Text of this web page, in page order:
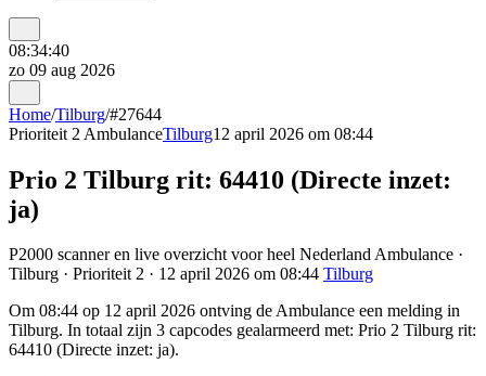
08:34:40
zo 09 aug 2026
Home/Tilburg/#27644
Prioriteit 2 AmbulanceTilburg12 april 2026 om 08:44
Prio 2 Tilburg rit: 64410 (Directe inzet:
ja)
P2000 scanner en live overzicht voor heel Nederland Ambulance ·
Tilburg · Prioriteit 2 · 12 april 2026 om 08:44 Tilburg
Om 08:44 op 12 april 2026 ontving de Ambulance een melding in
Tilburg. In totaal zijn 3 capcodes gealarmeerd met: Prio 2 Tilburg rit:
64410 (Directe inzet: ja).